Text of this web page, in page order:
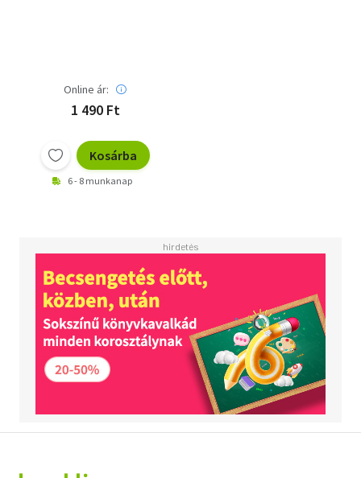
Online ár:
1 490 Ft
Kosárba
6 - 8 munkanap